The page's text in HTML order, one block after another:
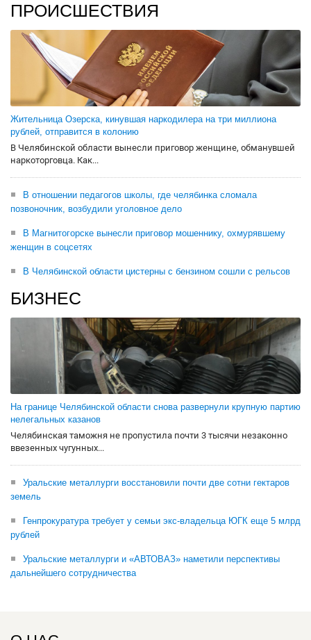
ПРОИСШЕСТВИЯ
Жительница Озерска, кинувшая наркодилера на три миллиона
рублей, отправится в колонию
В Челябинской области вынесли приговор женщине, обманувшей
наркоторговца. Как...
В отношении педагогов школы, где челябинка сломала
позвоночник, возбудили уголовное дело
В Магнитогорске вынесли приговор мошеннику, охмурявшему
женщин в соцсетях
В Челябинской области цистерны с бензином сошли с рельсов
БИЗНЕС
На границе Челябинской области снова развернули крупную партию
нелегальных казанов
Челябинская таможня не пропустила почти 3 тысячи незаконно
ввезенных чугунных...
Уральские металлурги восстановили почти две сотни гектаров
земель
Генпрокуратура требует у семьи экс-владельца ЮГК еще 5 млрд
рублей
Уральские металлурги и «АВТОВАЗ» наметили перспективы
дальнейшего сотрудничества